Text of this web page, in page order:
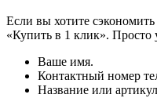
Если вы хотите
«Купить в 1 клик». Просто
Ваше имя.
Контактный номер
Название или